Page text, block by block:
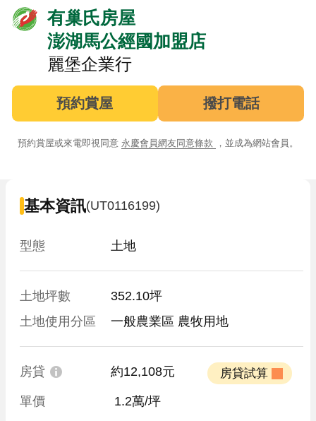
有巢氏房屋
澎湖馬公經國加盟店
麗堡企業行
預約賞屋 撥打電話
預約賞屋或來電即視同意 永慶會員網友同意條款 ，並成為網站會員。
基本資訊(UT0116199)
型態 土地
土地坪數
352.10坪
土地使用分區
一般農業區 農牧用地
房貸 約12,108元
單價 1.2萬/坪